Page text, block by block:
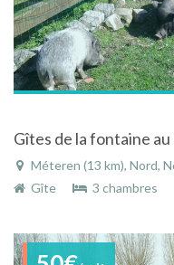
Gîtes de la fontaine
Méteren (13 km), Nord,
Gîte
3 chambres